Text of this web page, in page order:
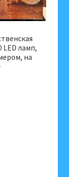
LED ламп,
на